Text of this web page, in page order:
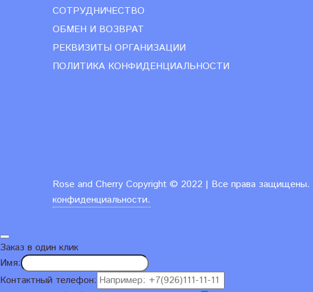
СОТРУДНИЧЕСТВО
ОБМЕН И ВОЗВРАТ
РЕКВИЗИТЫ ОРГАНИЗАЦИИ
ПОЛИТИКА КОНФИДЕНЦИАЛЬНОСТИ
Rose and Cherry Copyright © 2022 | Все права защищены.
конфиденциальности.
Заказ в один клик
Имя:
Контактный телефон: